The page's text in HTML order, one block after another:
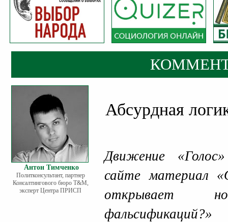
Антон Тимченко
Политконсультант, партнер
Консалтингового бюро Т&М,
эксперт Центра ПРИСП
Абсурдная
Движение
сайте материал
открывает